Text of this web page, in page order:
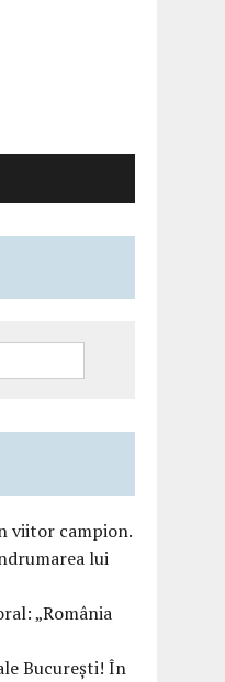
viitor campion.
lui
„România
București! În